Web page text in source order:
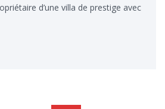
d’une villa de prestige avec